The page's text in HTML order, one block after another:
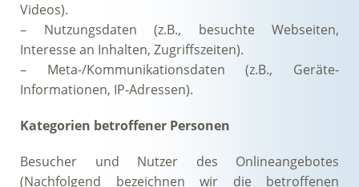
Videos).
– Nutzungsdaten (z.B., besuchte Webseiten,
Interesse an Inhalten, Zugriffszeiten).
– Meta-/Kommunikationsdaten (z.B., Geräte-
Informationen, IP-Adressen).
Kategorien betroffener Personen
Besucher und Nutzer des Onlineangebotes
(Nachfolgend bezeichnen wir die betroffenen